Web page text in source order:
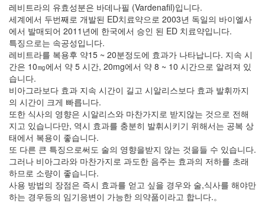
레비트라의 유효성분은 바데나필 (Vardenafil)입니다.
세계에서 두번째로 개발된 ED치료약으로 2003년 독일의 바이엘사
에서 발매되어 2011년에 한국에서 승인 된 ED 치료약입니다.
특징으로는 속공성입니다.
레비트라를 복용후 약15 ~ 20분정도에 효과가 나타납니다. 지속 시
간은 10㎎에서 약 5 시간, 20mg에서 약 8 ~ 10 시간으로 알려져 있
습니다.
비아그라보다 효과 지속 시간이 길고 시알리스보다 효과 발휘까지
의 시간이 크게 빠릅니다.
또한 식사의 영향은 시알리스와 마찬가지로 받지않는 것으로 전해
지고 있습니다만, 역시 효과를 충분히 발휘시키기 위해서는 공복 상
태에서 복용이 좋습니다.
또 다른 큰 특징으로써도 술의 영향을받지 않는 것을들 수 있습니다.
그러나 비아그라와 마찬가지로 과도한 음주는 효과의 저하를 초래
하므로 소량이 좋습니다.
사용 방법의 장점은 즉시 효과를 얻고 싶을 경우와 술,식사를 해야만
하는 경우등의 임기응변이 가능한 의약품이라고 합니다.。